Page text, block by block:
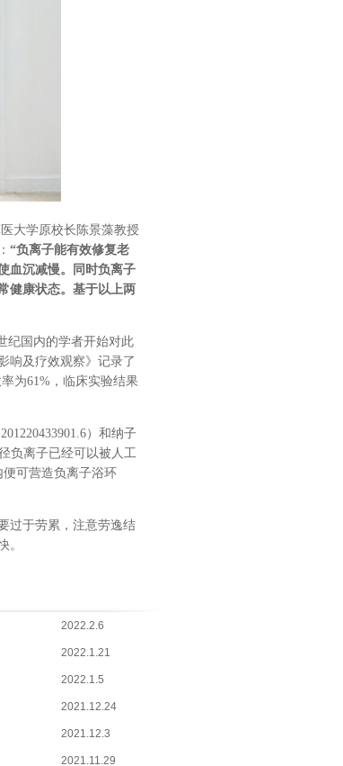
大学原校长陈景藻教授
“负离子能有效修复老
血沉减慢。同时负离子
健康状态。基于以上两
纪国内的学者开始对此
响及疗效观察》 记录了
率为61% ，临床实验结果
201220433901.6）和纳子
负离子已经可以被人工
可营造负离子浴环
过于劳累，注意劳逸结
。
2022.2.6
2022.1.21
2022.1.5
2021.12.24
2021.12.3
2021.11.29